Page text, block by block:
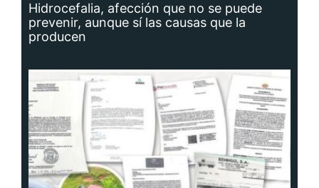
Hidrocefalia, afección que no se puede
prevenir, aunque sí las causas que la
producen